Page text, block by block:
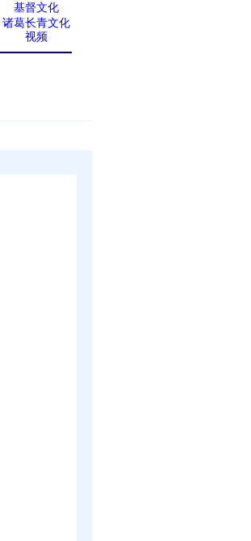
基督文化
诸葛长青文化
视频